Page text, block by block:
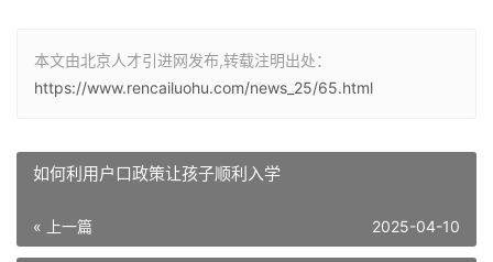
本文由北京人才引进网发布,转载注明出处：
https://www.rencailuohu.com/news_25/65.html
如何利用户口政策让孩子顺利入学
« 上一篇 2025-04-10